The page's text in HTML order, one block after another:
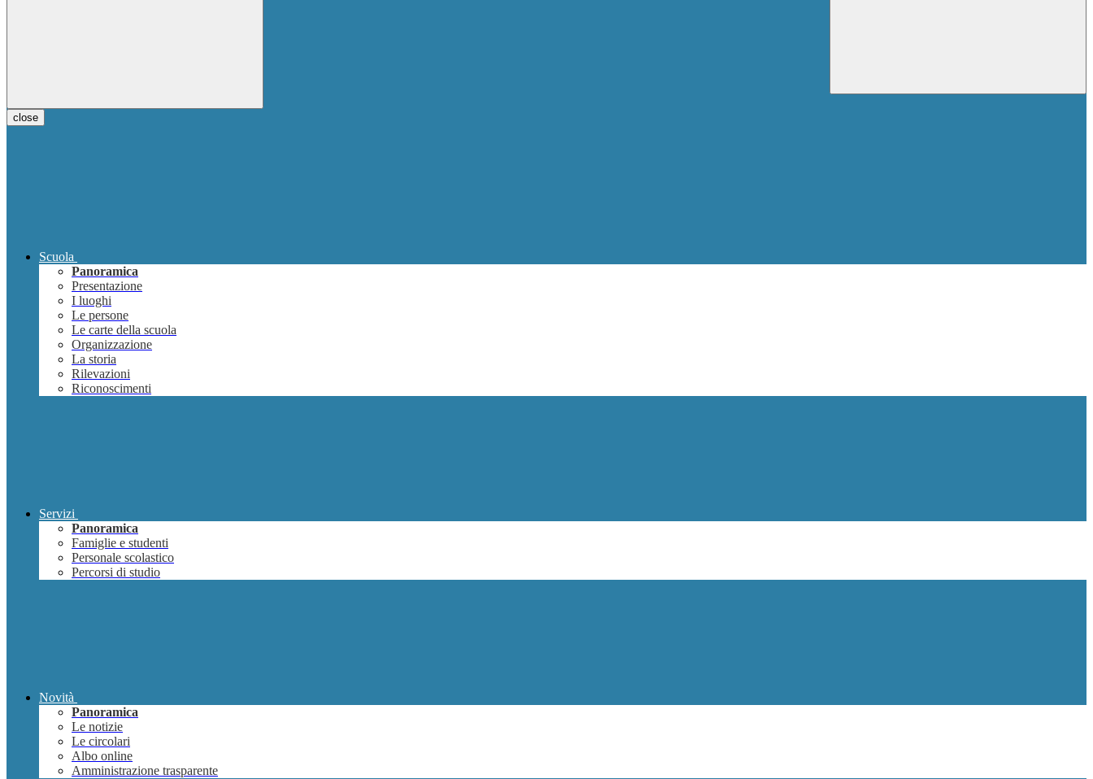
close
Scuola
Panoramica
Presentazione
I luoghi
Le persone
Le carte della scuola
Organizzazione
La storia
Rilevazioni
Riconoscimenti
Servizi
Panoramica
Famiglie e studenti
Personale scolastico
Percorsi di studio
Novità
Panoramica
Le notizie
Le circolari
Albo online
Amministrazione trasparente